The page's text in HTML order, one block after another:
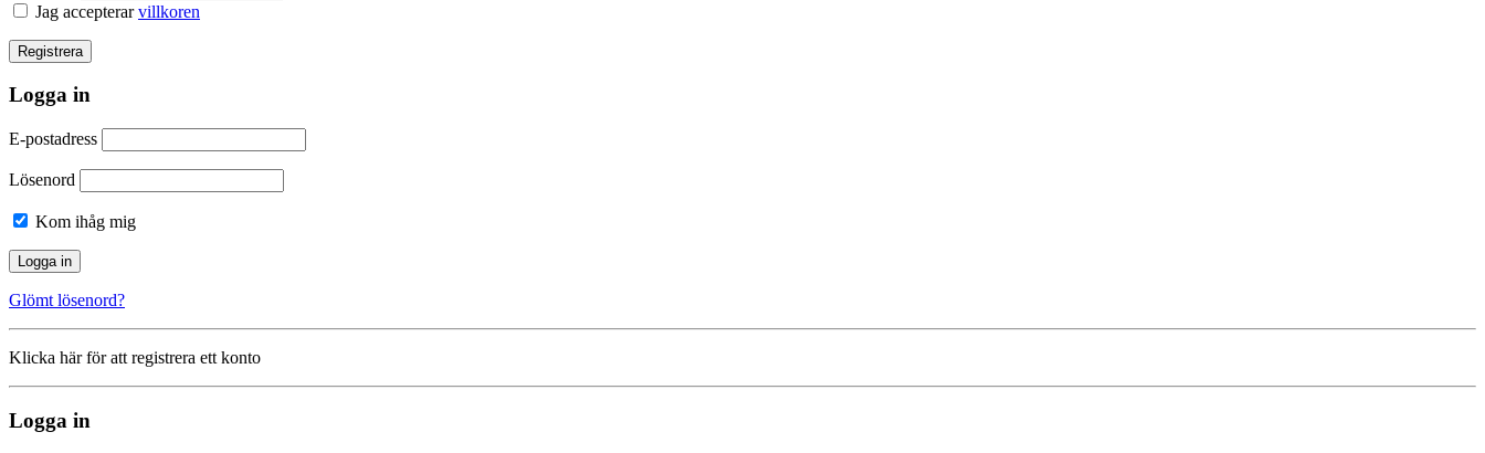
Jag accepterarvillkoren
Logga in
E-postadress
Lösenord
Kom ihåg mig
Glömt lösenord?
Klicka här för att registrera ett konto
Logga in